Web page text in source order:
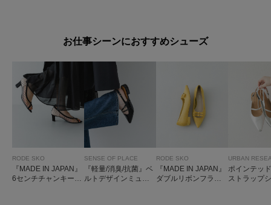
お仕事シーンにおすすめシューズ
RODE SKO
『MADE IN JAPAN』
6センチチャンキーヒ
SENSE OF PLACE
『軽量/消臭/抗菌』ベ
ルトデザインミュー
RODE SKO
『MADE IN JAPAN』
ダブルリボンフラッ
URBAN
ポインテッ
ストラップ